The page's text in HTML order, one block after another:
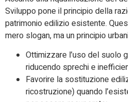
Sviluppo pone il principio della
patrimonio edilizio esistente.
mero slogan, ma un principio
Ottimizzare l’uso del suolo
riducendo sprechi e
Favorire la sostituzione
ricostruzione) quando